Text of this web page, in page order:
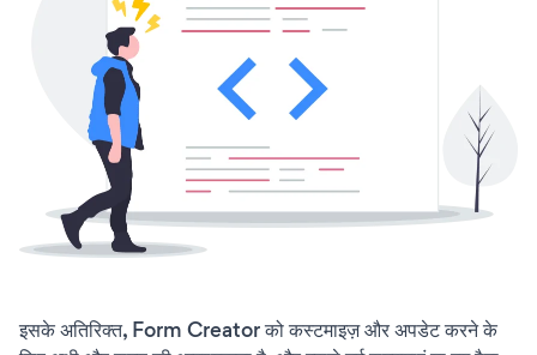
इसके अतिरिक्त, Form Creator को कस्टमाइज़ और अपडेट करने के